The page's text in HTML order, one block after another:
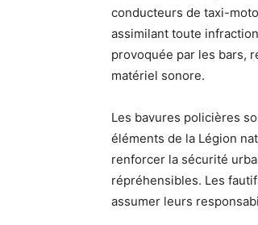
conducteurs de taxi-
assimilant toute
provoquée par les bars,
matériel sonore.
Les bavures policières
éléments de la Légion
renforcer la sécurité
répréhensibles. Les
assumer leurs